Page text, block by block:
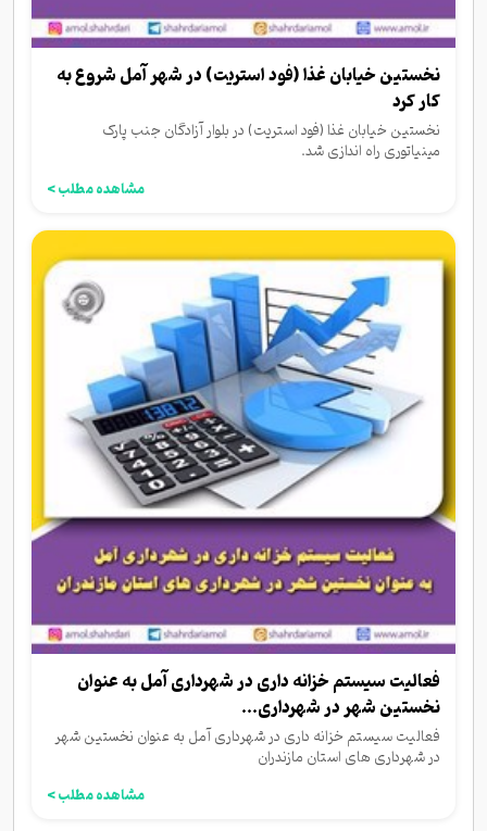
نخستین خیابان غذا (فود استریت) در شهر آمل شروع به
کار کرد
نخستین خیابان غذا (فود استریت) در بلوار آزادگان جنب پارک
مینیاتوری راه اندازی شد.
مشاهده مطلب >
فعالیت سیستم خزانه داری در شهرداری آمل به عنوان
نخستین شهر در شهرداری...
فعالیت سیستم خزانه داری در شهرداری آمل به عنوان نخستین شهر
در شهرداری های استان مازندران
مشاهده مطلب >